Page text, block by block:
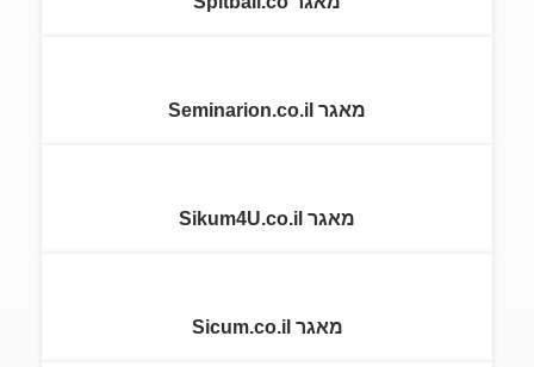
מאגר Seminarion.co.il
מאגר Sikum4U.co.il
מאגר Sicum.co.il